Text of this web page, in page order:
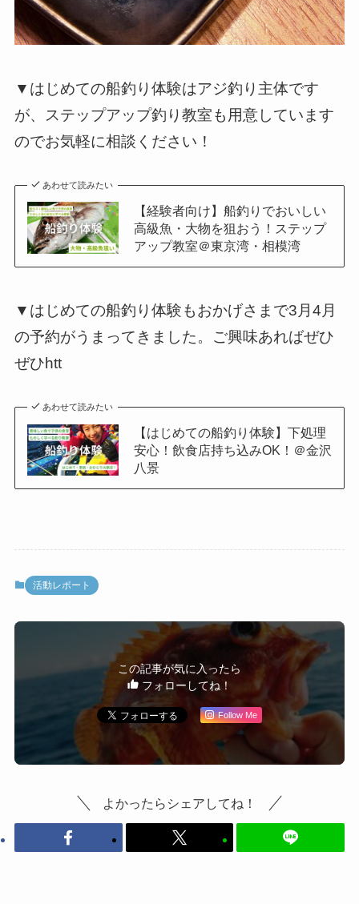
▼はじめての船釣り体験はアジ釣り主体です
が、ステップアップ釣り教室も用意しています
のでお気軽に相談ください！
あわせて読みたい
【経験者向け】船釣りでおいしい
高級魚・大物を狙おう！ステップ
アップ教室＠東京湾・相模湾
▼はじめての船釣り体験もおかげさまで3月4月
の予約がうまってきました。ご興味あればぜひ
ぜひhtt
あわせて読みたい
【はじめての船釣り体験】下処理
安心！飲食店持ち込みOK！＠金沢
八景
活動レポート
この記事が気に入ったら
フォローしてね！
Follow Me
よかったらシェアしてね！